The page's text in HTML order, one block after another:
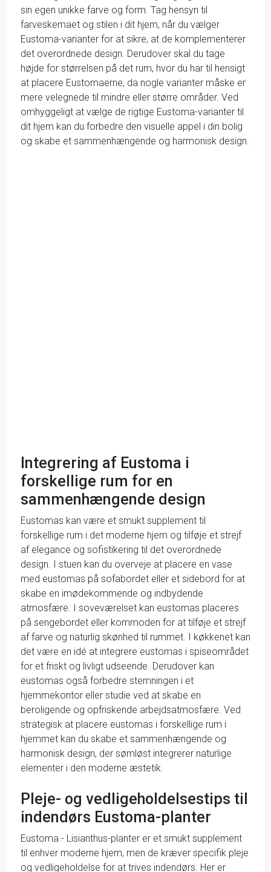
sin egen unikke farve og form. Tag hensyn til
farveskemaet og stilen i dit hjem, når du vælger
Eustoma-varianter for at sikre, at de komplementerer
det overordnede design. Derudover skal du tage
højde for størrelsen på det rum, hvor du har til hensigt
at placere Eustomaerne, da nogle varianter måske er
mere velegnede til mindre eller større områder. Ved
omhyggeligt at vælge de rigtige Eustoma-varianter til
dit hjem kan du forbedre den visuelle appel i din bolig
og skabe et sammenhængende og harmonisk design.
Integrering af Eustoma i
forskellige rum for en
sammenhængende design
Eustomas kan være et smukt supplement til
forskellige rum i det moderne hjem og tilføje et strejf
af elegance og sofistikering til det overordnede
design. I stuen kan du overveje at placere en vase
med eustomas på sofabordet eller et sidebord for at
skabe en imødekommende og indbydende
atmosfære. I soveværelset kan eustomas placeres
på sengebordet eller kommoden for at tilføje et strejf
af farve og naturlig skønhed til rummet. I køkkenet kan
det være en idé at integrere eustomas i spiseområdet
for et friskt og livligt udseende. Derudover kan
eustomas også forbedre stemningen i et
hjemmekontor eller studie ved at skabe en
beroligende og opfriskende arbejdsatmosfære. Ved
strategisk at placere eustomas i forskellige rum i
hjemmet kan du skabe et sammenhængende og
harmonisk design, der sømløst integrerer naturlige
elementer i den moderne æstetik.
Pleje- og vedligeholdelsestips til
indendørs Eustoma-planter
Eustoma - Lisianthus-planter er et smukt supplement
til enhver moderne hjem, men de kræver specifik pleje
og vedligeholdelse for at trives indendørs. Her er